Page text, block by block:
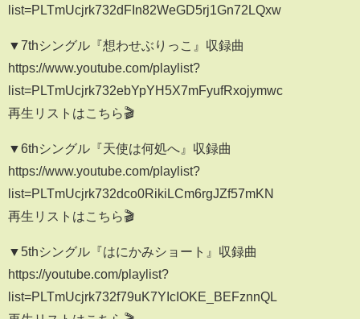
list=PLTmUcjrk732dFIn82WeGD5rj1Gn72LQxw
▼7thシングル『想わせぶりっこ』収録曲
https://www.youtube.com/playlist?
list=PLTmUcjrk732ebYpYH5X7mFyufRxojymwc
再生リストはこちら🎬
▼6thシングル『天使は何処へ』収録曲
https://www.youtube.com/playlist?
list=PLTmUcjrk732dco0RikiLCm6rgJZf57mKN
再生リストはこちら🎬
▼5thシングル『はにかみショート』収録曲
https://youtube.com/playlist?
list=PLTmUcjrk732f79uK7YIcIOKE_BEFznnQL